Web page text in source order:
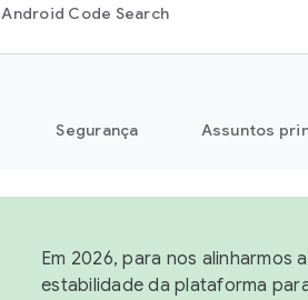
Android Code Search
Segurança Assuntos
Em 2026, para nos alinharmos
estabilidade da plataforma